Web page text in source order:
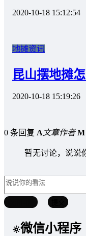
2020-10-18 15:12:54
地摊资讯
昆山摆地摊
2020-10-18 15:19:26
0 条回复 A文章作者 M
暂无讨论，说说
微信小程序